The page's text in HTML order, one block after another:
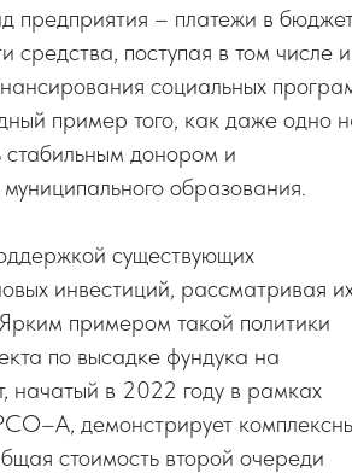
предприятия – платежи в
поступая в том числе
социальных
пример того, как даже одно
стабильным донором и
образования.
существующих
инвестиций, рассматривая
примером такой политики
по высадке фундука на
начатый в 2022 году в рамках
демонстрирует
стоимость второй очереди